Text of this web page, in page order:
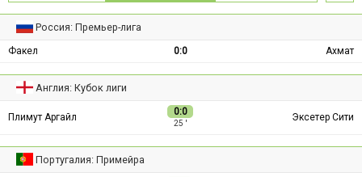
Россия: Премьер-лига
Факел 0:0 Ахмат
Англия: Кубок лиги
Плимут Аргайл 0:0
25 ′
Эксетер Сити
Португалия: Примейра